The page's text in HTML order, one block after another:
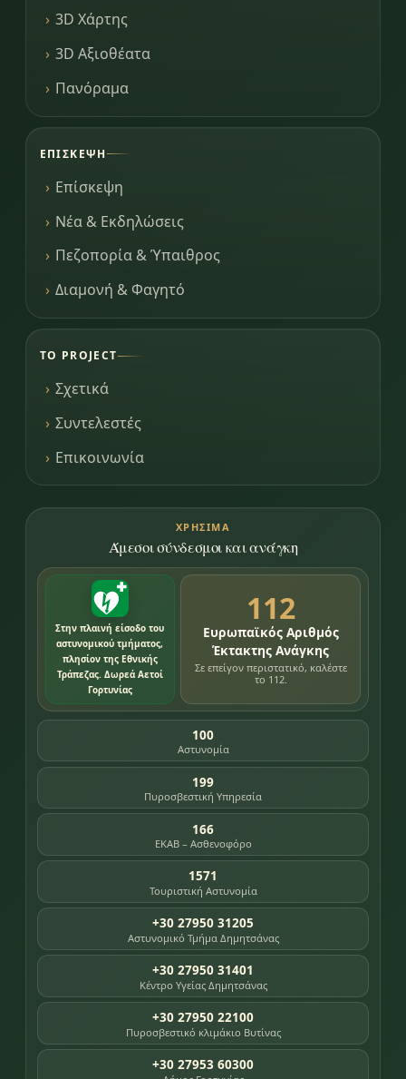
3D Χάρτης
3D Αξιοθέατα
Πανόραμα
ΕΠΊΣΚΕΨΗ
Επίσκεψη
Νέα & Εκδηλώσεις
Πεζοπορία & Ύπαιθρος
Διαμονή & Φαγητό
ΤΟ PROJECT
Σχετικά
Συντελεστές
Επικοινωνία
ΧΡΉΣΙΜΑ
Άμεσοι σύνδεσμοι και ανάγκη
Στην πλαινή είσοδο του
αστυνομικού τμήματος,
πλησίον της Εθνικής
Τράπεζας. Δωρεά Αετοί
Γορτυνίας
112
Ευρωπαϊκός Αριθμός
Έκτακτης Ανάγκης
Σε επείγον περιστατικό, καλέστε
το 112.
100
Αστυνομία
199
Πυροσβεστική Υπηρεσία
166
ΕΚΑΒ – Ασθενοφόρο
1571
Τουριστική Αστυνομία
+30 27950 31205
Αστυνομικό Τμήμα Δημητσάνας
+30 27950 31401
Κέντρο Υγείας Δημητσάνας
+30 27950 22100
Πυροσβεστικό κλιμάκιο Βυτίνας
+30 27953 60300